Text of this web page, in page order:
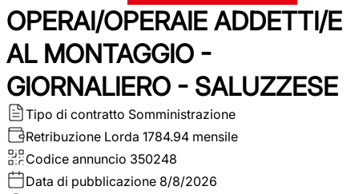
OPERAI/OPERAIE ADDETTI/E
AL MONTAGGIO -
GIORNALIERO - SALUZZESE
Tipo di contratto Somministrazione
Retribuzione Lorda 1784.94 mensile
Codice annuncio 350248
Data di pubblicazione 8/8/2026